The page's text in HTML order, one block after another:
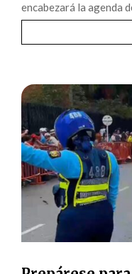
encabezará la agenda